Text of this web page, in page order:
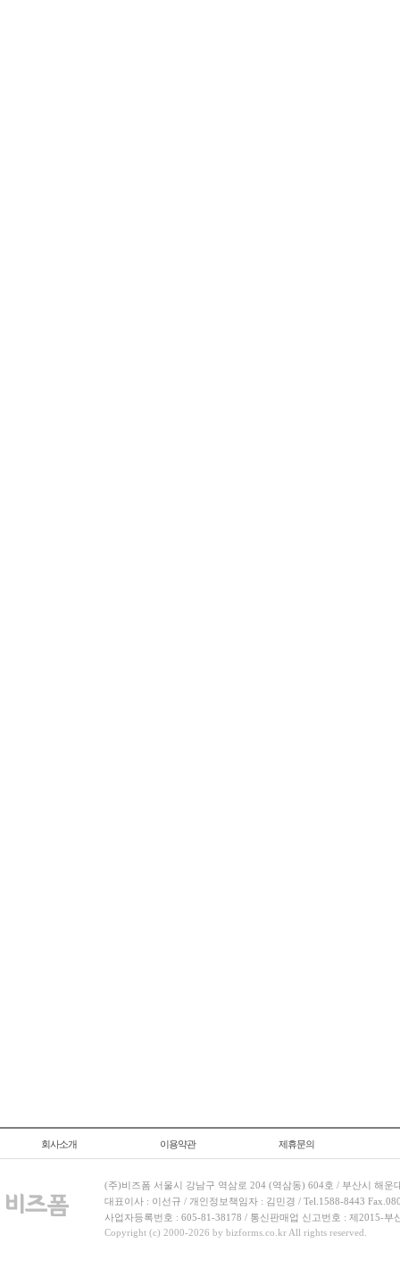
회사소개 이용약관 제휴문의
(주)비즈폼 서울시 강남구 역삼로 204 (역삼동) 604호 / 부산시 해운
대표이사 : 이선규 / 개인정보책임자 : 김민경 / Tel.1588-8443
사업자등록번호 : 605-81-38178 / 통신판매업 신고번호 : 제2015-부
Copyright (c) 2000-2026 by bizforms.co.kr All rights reserved.